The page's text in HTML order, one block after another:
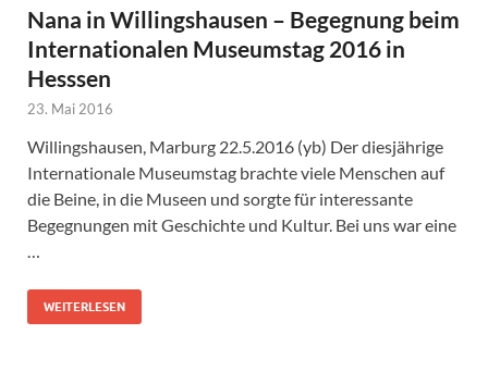
Nana in Willingshausen – Begegnung beim
Internationalen Museumstag 2016 in
Hesssen
23. Mai 2016
Willingshausen, Marburg 22.5.2016 (yb) Der diesjährige
Internationale Museumstag brachte viele Menschen auf
die Beine, in die Museen und sorgte für interessante
Begegnungen mit Geschichte und Kultur. Bei uns war eine
…
WEITERLESEN